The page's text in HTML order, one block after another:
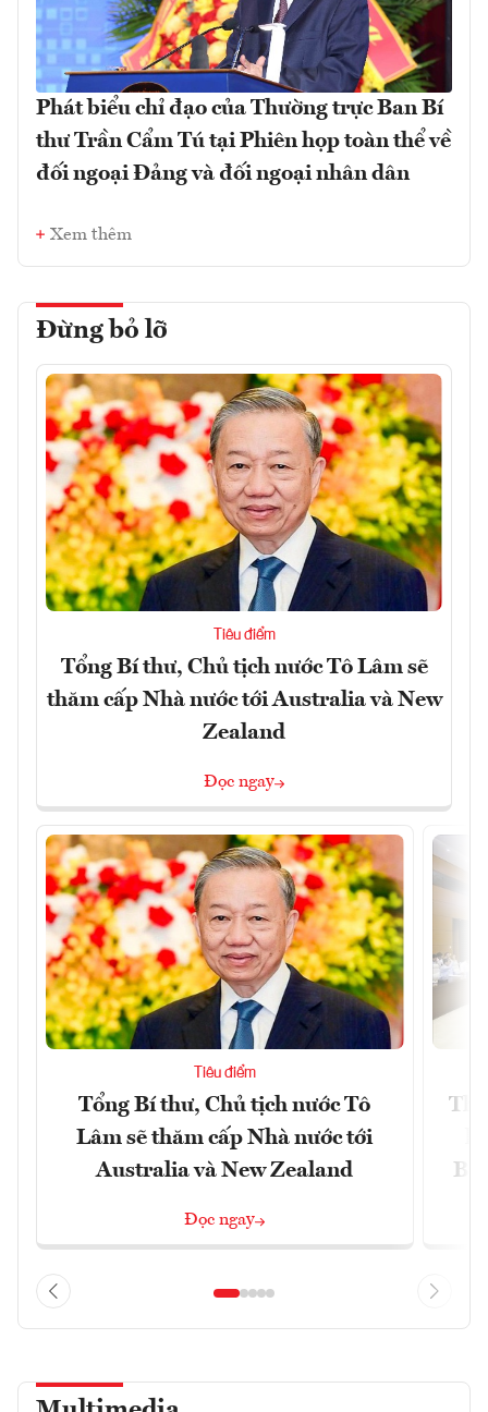
Phát biểu chỉ đạo của Thường trực Ban Bí
thư Trần Cẩm Tú tại Phiên họp toàn thể về
đối ngoại Đảng và đối ngoại nhân dân
Xem thêm
Đừng bỏ lỡ
Tiêu điểm
Tổng Bí thư, Chủ tịch nước Tô Lâm sẽ
thăm cấp Nhà nước tới Australia và New
Zealand
Đọc ngay
Tiêu điểm
Tổng Bí thư, Chủ tịch nước Tô
Lâm sẽ thăm cấp Nhà nước tới
Australia và New Zealand
Đọc ngay